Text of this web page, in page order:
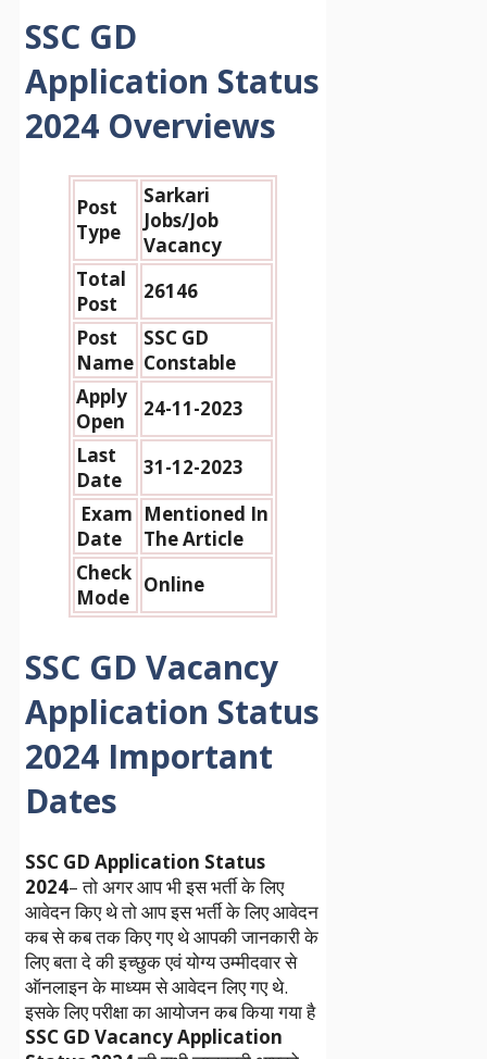
SSC GD
Application Status
2024 Overviews
Post
Type
Sarkari
Jobs/Job
Vacancy
Total
Post
26146
Post
Name
SSC GD
Constable
Apply
Open
24-11-2023
Last
Date
31-12-2023
Exam
Date
Mentioned In
The Article
Check
Mode
Online
SSC GD Vacancy
Application Status
2024 Important
Dates
SSC GD Application Status
2024– तो अगर आप भी इस भर्ती के लिए
आवेदन किए थे तो आप इस भर्ती के लिए आवेदन
कब से कब तक किए गए थे आपकी जानकारी के
लिए बता दे की इच्छुक एवं योग्य उम्मीदवार से
ऑनलाइन के माध्यम से आवेदन लिए गए थे.
इसके लिए परीक्षा का आयोजन कब किया गया है
SSC GD Vacancy Application